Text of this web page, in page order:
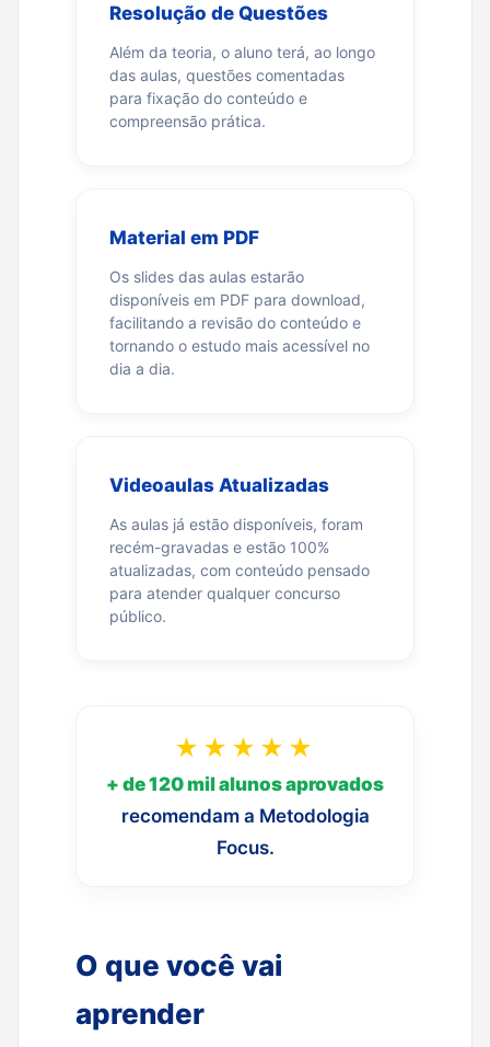
Resolução de Questões
Além da teoria, o aluno terá, ao longo
das aulas, questões comentadas
para fixação do conteúdo e
compreensão prática.
Material em PDF
Os slides das aulas estarão
disponíveis em PDF para download,
facilitando a revisão do conteúdo e
tornando o estudo mais acessível no
dia a dia.
Videoaulas Atualizadas
As aulas já estão disponíveis, foram
recém-gravadas e estão 100%
atualizadas, com conteúdo pensado
para atender qualquer concurso
público.
★★★★★
+ de 120 mil alunos aprovados
recomendam a Metodologia
Focus.
O que você vai
aprender